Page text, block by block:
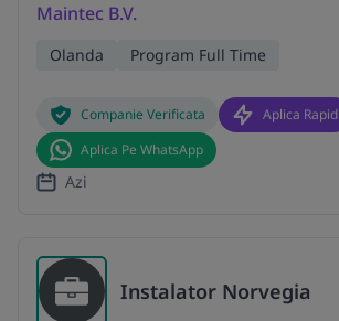
Maintec B.V.
Olanda Program Full Time
Companie Verificata
Aplica Rapid
Aplica Pe WhatsApp
Azi
Instalator Norvegia